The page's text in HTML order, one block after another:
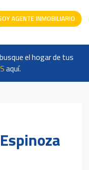
AGENTE INMOBILIARIO
el hogar de tus
aquí.